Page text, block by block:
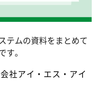
テムの資料をまとめて
。
社アイ・エス・アイ